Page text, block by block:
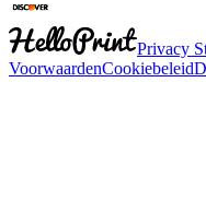
Privacy
VoorwaardenCookiebeleid